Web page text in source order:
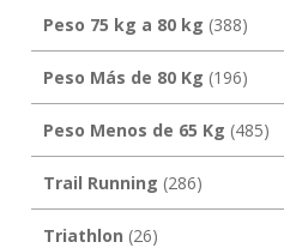
Peso 75 kg a 80 kg (388)
Peso Más de 80 Kg (196)
Peso Menos de 65 Kg (485)
Trail Running (286)
Triathlon (26)